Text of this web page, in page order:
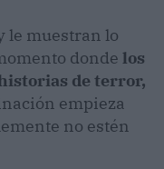
le muestran lo
donde los
de terror,
empieza
no estén